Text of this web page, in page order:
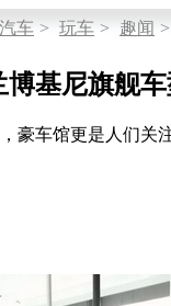
车 > 玩车 > 趣闻 >
博基尼旗舰
豪车馆更是人们关